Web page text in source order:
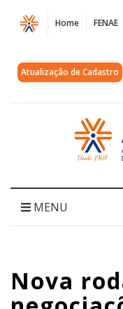
Página
Nova
rodada
Caixa
para
Home FENAE
Atualização de Cadastro
Acessar
página
inicial
MENU
Nova